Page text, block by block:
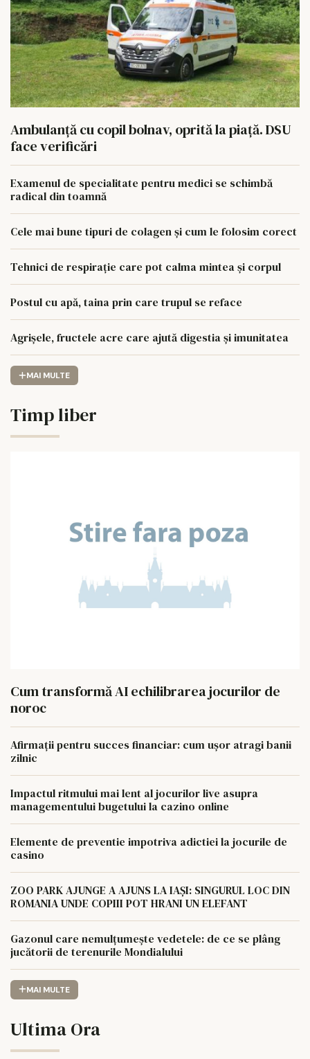
Ambulanță cu copil bolnav, oprită la piață. DSU
face verificări
Examenul de specialitate pentru medici se schimbă
radical din toamnă
Cele mai bune tipuri de colagen și cum le folosim corect
Tehnici de respirație care pot calma mintea și corpul
Postul cu apă, taina prin care trupul se reface
Agrișele, fructele acre care ajută digestia și imunitatea
MAI MULTE
Timp liber
Cum transformă AI echilibrarea jocurilor de
noroc
Afirmații pentru succes financiar: cum ușor atragi banii
zilnic
Impactul ritmului mai lent al jocurilor live asupra
managementului bugetului la cazino online
Elemente de preventie impotriva adictiei la jocurile de
casino
ZOO PARK AJUNGE A AJUNS LA IAȘI: SINGURUL LOC DIN
ROMANIA UNDE COPIII POT HRANI UN ELEFANT
Gazonul care nemulțumește vedetele: de ce se plâng
jucătorii de terenurile Mondialului
MAI MULTE
Ultima Ora